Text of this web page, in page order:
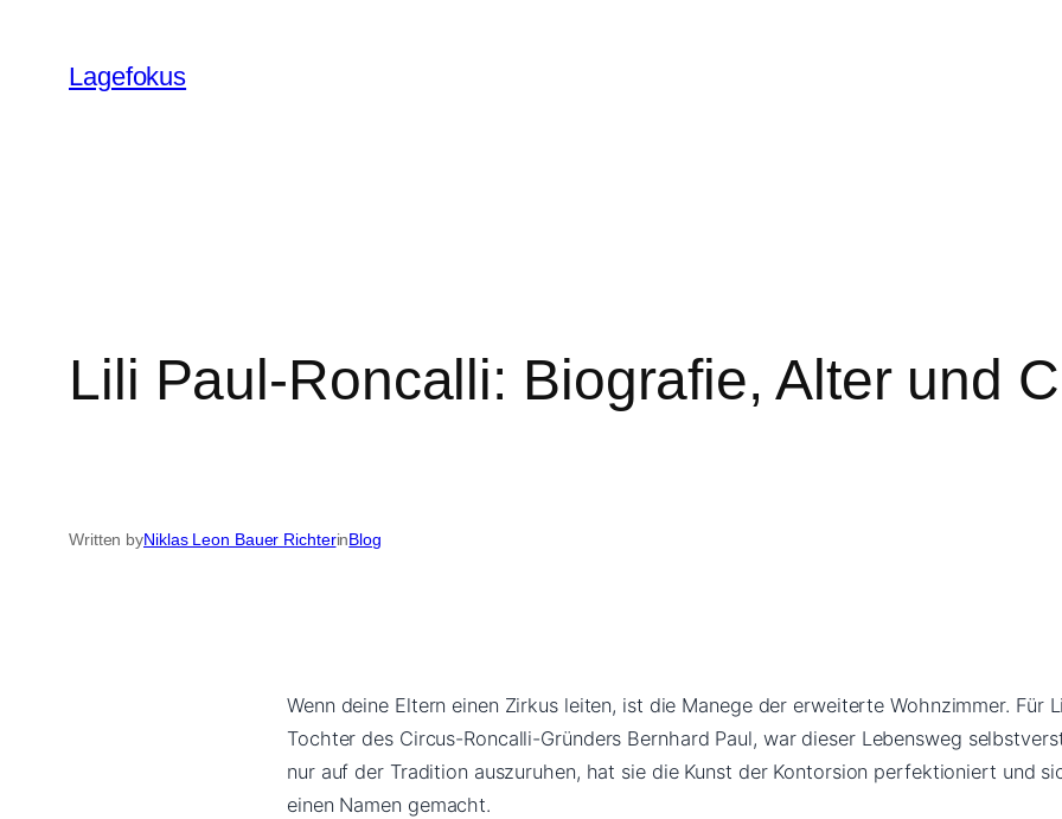
content
Lagefokus
Lili Paul-Roncalli: Biografie, Alter und
Written byNiklas Leon Bauer RichterinBlog
Wenn deine Eltern einen Zirkus leiten, ist die Manege der erweiterte Wohnzimmer. Für
Tochter des Circus-Roncalli-Gründers Bernhard Paul, war dieser Lebensweg
nur auf der Tradition auszuruhen, hat sie die Kunst der Kontorsion perfektioniert und
einen Namen gemacht.